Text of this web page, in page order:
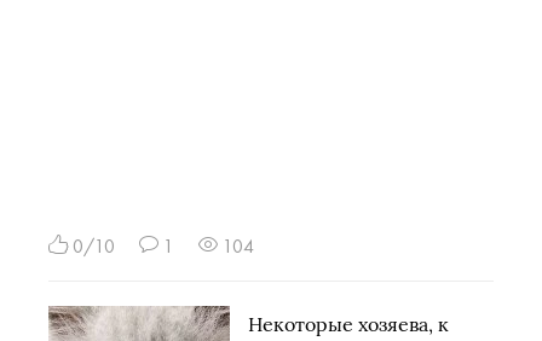
0/10 1 104
Некоторые хозяева, к